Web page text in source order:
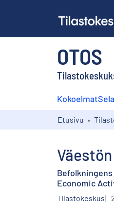
OTOS
Kokoelmat
Etusivu
Economic
Tilastokeskus